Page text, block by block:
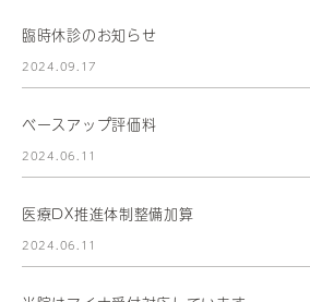
臨時休診のお知らせ
2024.09.17
ベースアップ評価料
2024.06.11
医療DX推進体制整備加算
2024.06.11